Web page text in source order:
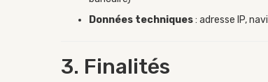
Données techniques: adresse IP,
3. Finalités